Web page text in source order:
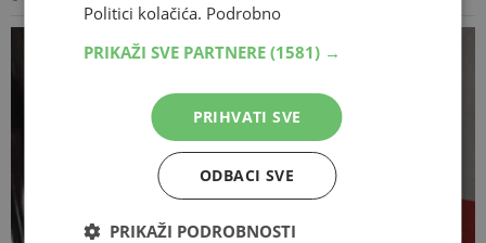
Politici kolačića. Podrobno
PRIKAŽI SVE PARTNERE (1581) →
PRIHVATI SVE
ODBACI SVE
PRIKAŽI PODROBNOSTI